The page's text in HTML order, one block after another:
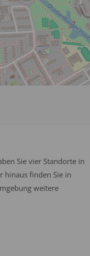
Sie vier Standorte in
hinaus finden Sie in
weitere